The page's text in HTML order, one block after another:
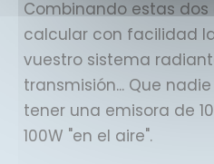
Combinando estas
calcular con facilidad
vuestro sistema
transmisión... Que
tener una emisora de
100W "en el aire".